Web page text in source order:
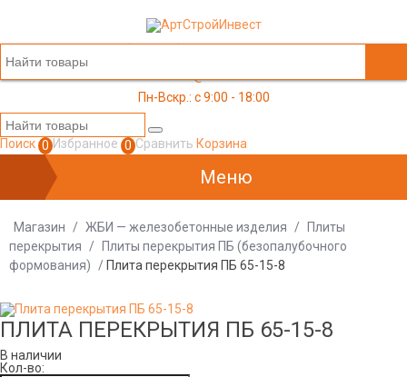
+7 (499) 117-03-05
Пн-Вскр.: c 9:00 - 18:00
Поиск 0 Избранное 0 Сравнить Корзина
Меню
Магазин / ЖБИ — железобетонные изделия /
Плиты
перекрытия
/
Плиты перекрытия ПБ (безопалубочного
формования)
/ Плита перекрытия ПБ 65-15-8
ПЛИТА ПЕРЕКРЫТИЯ ПБ 65-15-8
В наличии
Кол-во: